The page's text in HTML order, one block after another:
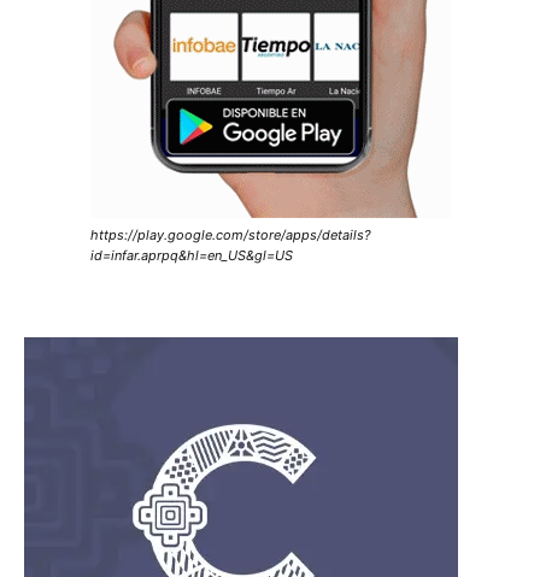
https://play.google.com/store/apps/details?
id=infar.aprpq&hl=en_US&gl=US